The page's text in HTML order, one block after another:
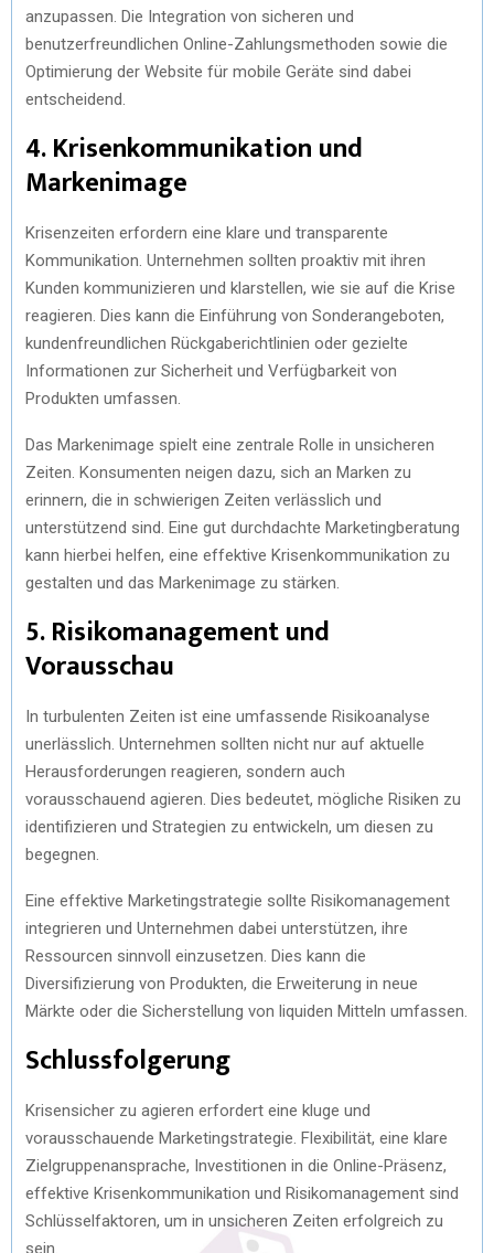
anzupassen. Die Integration von sicheren und
benutzerfreundlichen Online-Zahlungsmethoden sowie die
Optimierung der Website für mobile Geräte sind dabei
entscheidend.
4. Krisenkommunikation und
Markenimage
Krisenzeiten erfordern eine klare und transparente
Kommunikation. Unternehmen sollten proaktiv mit ihren
Kunden kommunizieren und klarstellen, wie sie auf die Krise
reagieren. Dies kann die Einführung von Sonderangeboten,
kundenfreundlichen Rückgaberichtlinien oder gezielte
Informationen zur Sicherheit und Verfügbarkeit von
Produkten umfassen.
Das Markenimage spielt eine zentrale Rolle in unsicheren
Zeiten. Konsumenten neigen dazu, sich an Marken zu
erinnern, die in schwierigen Zeiten verlässlich und
unterstützend sind. Eine gut durchdachte Marketingberatung
kann hierbei helfen, eine effektive Krisenkommunikation zu
gestalten und das Markenimage zu stärken.
5. Risikomanagement und
Vorausschau
In turbulenten Zeiten ist eine umfassende Risikoanalyse
unerlässlich. Unternehmen sollten nicht nur auf aktuelle
Herausforderungen reagieren, sondern auch
vorausschauend agieren. Dies bedeutet, mögliche Risiken zu
identifizieren und Strategien zu entwickeln, um diesen zu
begegnen.
Eine effektive Marketingstrategie sollte Risikomanagement
integrieren und Unternehmen dabei unterstützen, ihre
Ressourcen sinnvoll einzusetzen. Dies kann die
Diversifizierung von Produkten, die Erweiterung in neue
Märkte oder die Sicherstellung von liquiden Mitteln umfassen.
Schlussfolgerung
Krisensicher zu agieren erfordert eine kluge und
vorausschauende Marketingstrategie. Flexibilität, eine klare
Zielgruppenansprache, Investitionen in die Online-Präsenz,
effektive Krisenkommunikation und Risikomanagement sind
Schlüsselfaktoren, um in unsicheren Zeiten erfolgreich zu
sein.